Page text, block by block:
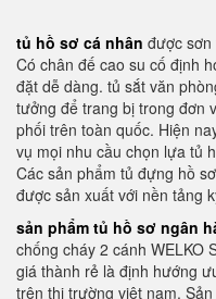
tủ hồ sơ cá nhân được sơn
Có chân đế cao su cố định
đặt dễ dàng. tủ sắt văn
tưởng để trang bị trong đơn
phối trên toàn quốc. Hiện
vụ mọi nhu cầu chọn lựa tủ
Các sản phẩm tủ đựng hồ
được sản xuất với nền tảng
sản phẩm tủ hồ sơ ngân
chống cháy 2 cánh WELKO
giá thành rẻ là định hướng
trên thị trường việt nam.